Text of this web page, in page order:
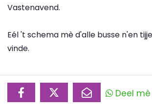
Vastenavend.
Eél 't schema mè d'alle busse n'en
vinde.
Deel